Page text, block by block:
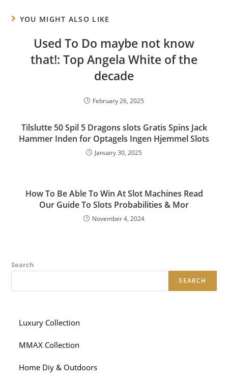
YOU MIGHT ALSO LIKE
Used To Do maybe not know
that!: Top Angela White of the
decade
February 26, 2025
Tilslutte 50 Spil 5 Dragons slots Gratis Spins Jack
Hammer Inden for Optagels Ingen Hjemmel Slots
January 30, 2025
How To Be Able To Win At Slot Machines Read
Our Guide To Slots Probabilities & Mor
November 4, 2024
Search
SEARCH
Luxury Collection
MMAX Collection
Home Diy & Outdoors